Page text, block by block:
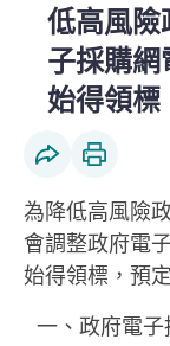
低高風險
子採購網
始得領標
為降低高風險
會調整政府電
始得領標，預
一、政府電